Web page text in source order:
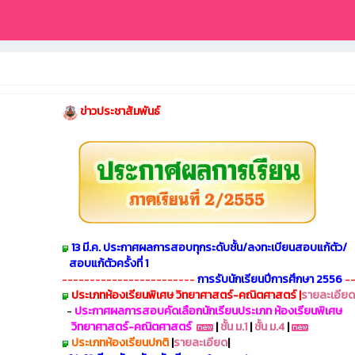
ข่าวประชาสัมพันธ์
13 มี.ค. ประกาศผลการสอบทุกระดับชั้น/ลงทะเบียนสอบแก้ตัว/
สอบแก้ตัวครั้งที่ 1
------------------------การรับนักเรียนปีการศึกษา 2556
ประเภทห้องเรียนพิเศษ วิทยาศาสตร์-คณิตศาสตร์ |รายละเอียด
- ประกาศผลการสอบคัดเลือกนักเรียนประเภท ห้องเรียนพิเศษ
วิทยาศาสตร์-คณิตศาสตร์
|ชั้น ม.1|ชั้น ม.4|
ประเภทห้องเรียนปกติ|รายละเอียด|